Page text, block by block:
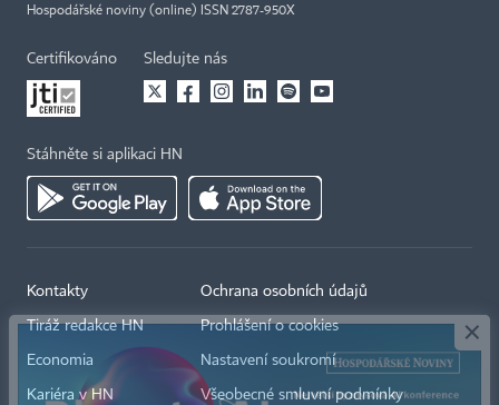
Hospodářské noviny (online) ISSN 2787-950X
Certifikováno Sledujte nás
Stáhněte si aplikaci HN
Kontakty
Tiráž redakce HN
Economia
Kariéra v HN
Ochrana osobních údajů
Prohlášení o cookies
Nastavení soukromí
Všeobecné smluvní podmínky